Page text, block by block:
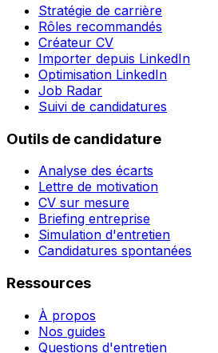
Stratégie de carrière
Rôles recommandés
Créateur CV
Importer depuis LinkedIn
Optimisation LinkedIn
Job Radar
Suivi de candidatures
Outils de candidature
Analyse des écarts
Lettre de motivation
CV sur mesure
Briefing entreprise
Simulation d'entretien
Candidatures spontanées
Ressources
À propos
Nos guides
Questions d'entretien